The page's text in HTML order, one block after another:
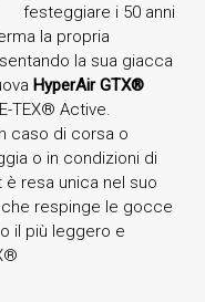
festeggiare i 50 anni
la propria
la sua giacca
HyperAir GTX®
TEX® Active.
caso di corsa o
o in condizioni di
resa unica nel suo
respinge le gocce
il più leggero e